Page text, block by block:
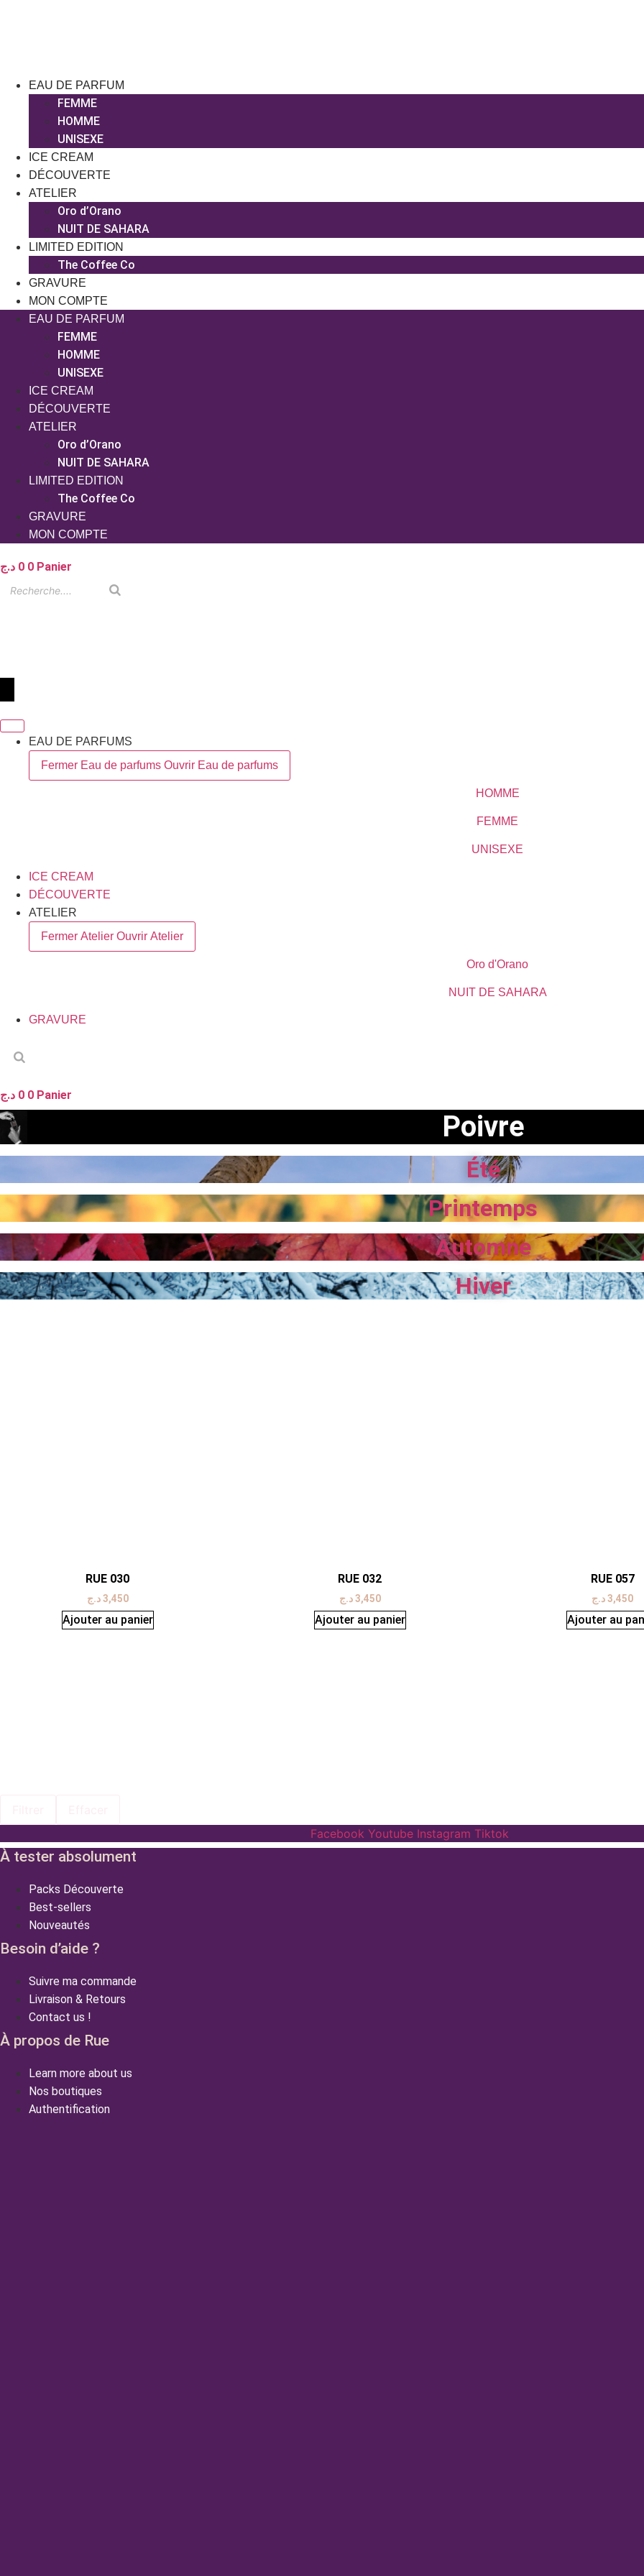
EAU DE PARFUM
FEMME
HOMME
UNISEXE
ICE CREAM
DÉCOUVERTE
ATELIER
Oro d’Orano
NUIT DE SAHARA
LIMITED EDITION
The Coffee Co
GRAVURE
MON COMPTE
EAU DE PARFUM
FEMME
HOMME
UNISEXE
ICE CREAM
DÉCOUVERTE
ATELIER
Oro d’Orano
NUIT DE SAHARA
LIMITED EDITION
The Coffee Co
GRAVURE
MON COMPTE
0 د.ج 0 Panier
EAU DE PARFUMS
Fermer Eau de parfums Ouvrir Eau de parfums
HOMME
FEMME
UNISEXE
ICE CREAM
DÉCOUVERTE
ATELIER
Fermer Atelier Ouvrir Atelier
Oro d'Orano
NUIT DE SAHARA
GRAVURE
0 د.ج 0 Panier
Poivre
Été
Printemps
Automne
Hiver
RUE 030
3,450 د.ج
Ajouter au panier
RUE 032
3,450د.ج
Ajouter au panier
RUE 057
3,450د.ج
Ajouter au
Facebook Youtube Instagram Tiktok
À tester absolument
Packs Découverte
Best-sellers
Nouveautés
Besoin d’aide ?
Suivre ma commande
Livraison & Retours
Contact us !
À propos de Rue
Learn more about us
Nos boutiques
Authentification